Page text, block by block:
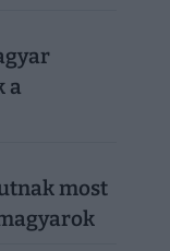
a
most